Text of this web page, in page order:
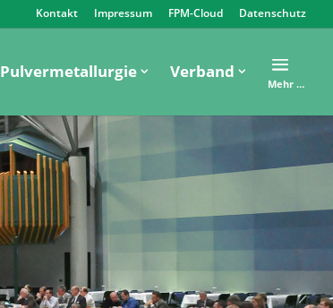
Kontakt Impressum FPM-Cloud Datenschutz
Pulvermetallurgie Verband
Mehr …